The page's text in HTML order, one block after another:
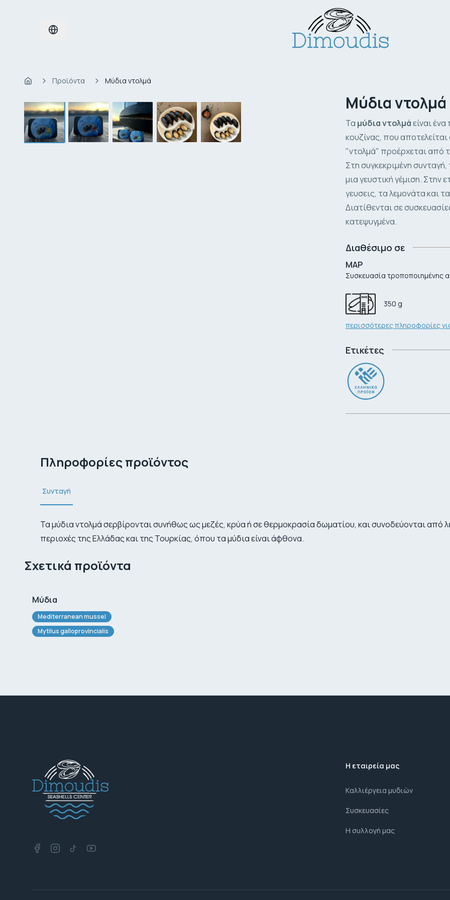
Προϊόντα Μύδια ντολμά
Μύδια ντολμά
Τα μύδια ντολμάείναι
κουζίνας, που
"ντολμά" προέρχεται από
Στη συγκεκριμένη
μια γευστική γέμιση. Στην
γευσεις, τα λεμονάτα και
Διατίθενται σε
κατεψυγμένα.
Διαθέσιμο σε
MAP
Συσκευασία τροποποιημένης
350 g
περισσότερες πληροφορίες
Ετικέτες
Πληροφορίες προϊόντος
Συνταγή
Τα μύδια ντολμά σερβίρονται συνήθως ως μεζές, κρύα ή σε θερμοκρασία δωματίου, και συνοδεύονται από
περιοχές της Ελλάδας και της Τουρκίας, όπου τα μύδια είναι άφθονα.
Σχετικά προϊόντα
Μύδια
Mediterranean mussel
Mytilus galloprovincialis
facebookinstagram
tiktokyoutube
Η εταιρεία μας
Kαλλιέργεια μυδιών
Συσκευασίες
Η συλλογή μας